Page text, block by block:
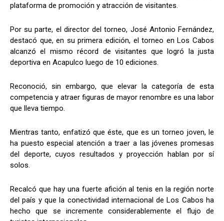
plataforma de promoción y atracción de visitantes.
Por su parte, el director del torneo, José Antonio Fernández,
destacó que, en su primera edición, el torneo en Los Cabos
alcanzó el mismo récord de visitantes que logró la justa
deportiva en Acapulco luego de 10 ediciones.
Reconoció, sin embargo, que elevar la categoría de esta
competencia y atraer figuras de mayor renombre es una labor
que lleva tiempo.
Mientras tanto, enfatizó que éste, que es un torneo joven, le
ha puesto especial atención a traer a las jóvenes promesas
del deporte, cuyos resultados y proyección hablan por sí
solos.
Recalcó que hay una fuerte afición al tenis en la región norte
del país y que la conectividad internacional de Los Cabos ha
hecho que se incremente considerablemente el flujo de